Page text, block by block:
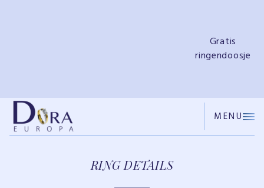
Gratis
ringendoosje
MENU
RING DETAILS